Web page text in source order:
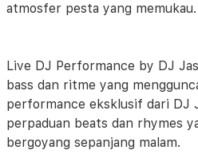
atmosfer pesta yang memukau.
Live DJ Performance by DJ
bass dan ritme yang
performance eksklusif dari DJ
perpaduan beats dan rhymes
bergoyang sepanjang malam.